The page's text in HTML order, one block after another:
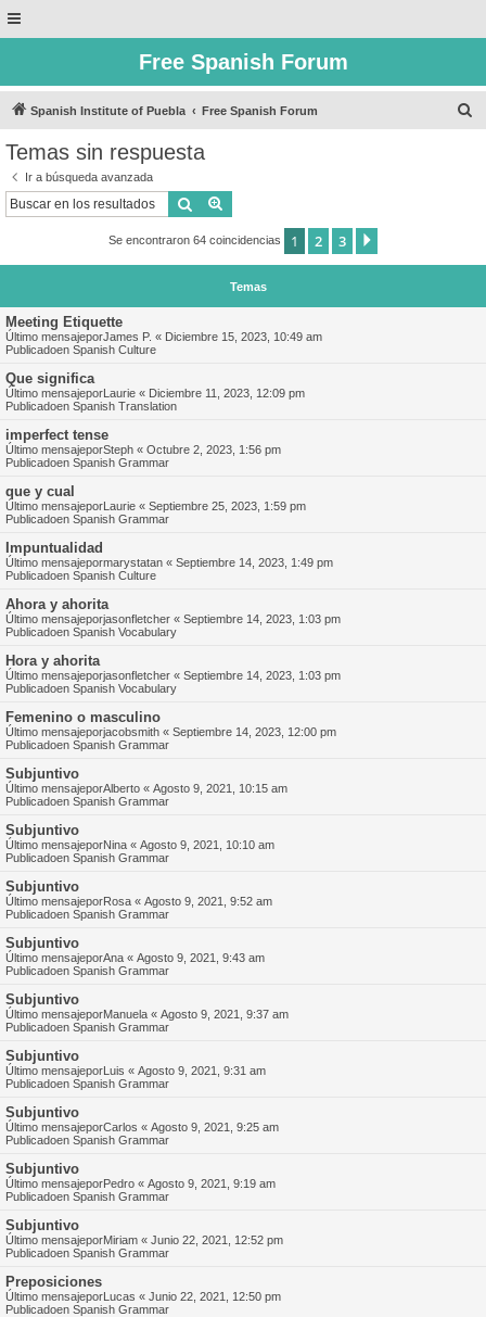
Free Spanish Forum
Spanish Institute of Puebla Free Spanish Forum
Temas sin respuesta
Ir a búsqueda avanzada
Buscar
Se encontraron 64 coincidencias 1 2 3
Temas
Meeting Etiquette
Último mensajeporJames P. « Diciembre 15, 2023, 10:49 am
Publicadoen Spanish Culture
Que significa
Último mensajeporLaurie « Diciembre 11, 2023, 12:09 pm
Publicadoen Spanish Translation
imperfect tense
Último mensajeporSteph « Octubre 2, 2023, 1:56 pm
Publicadoen Spanish Grammar
que y cual
Último mensajeporLaurie « Septiembre 25, 2023, 1:59 pm
Publicadoen Spanish Grammar
Impuntualidad
Último mensajepormarystatan « Septiembre 14, 2023, 1:49 pm
Publicadoen Spanish Culture
Ahora y ahorita
Último mensajeporjasonfletcher « Septiembre 14, 2023, 1:03 pm
Publicadoen Spanish Vocabulary
Hora y ahorita
Último mensajeporjasonfletcher « Septiembre 14, 2023, 1:03 pm
Publicadoen Spanish Vocabulary
Femenino o masculino
Último mensajeporjacobsmith « Septiembre 14, 2023, 12:00 pm
Publicadoen Spanish Grammar
Subjuntivo
Último mensajeporAlberto « Agosto 9, 2021, 10:15 am
Publicadoen Spanish Grammar
Subjuntivo
Último mensajeporNina « Agosto 9, 2021, 10:10 am
Publicadoen Spanish Grammar
Subjuntivo
Último mensajeporRosa « Agosto 9, 2021, 9:52 am
Publicadoen Spanish Grammar
Subjuntivo
Último mensajeporAna « Agosto 9, 2021, 9:43 am
Publicadoen Spanish Grammar
Subjuntivo
Último mensajeporManuela « Agosto 9, 2021, 9:37 am
Publicadoen Spanish Grammar
Subjuntivo
Último mensajeporLuis « Agosto 9, 2021, 9:31 am
Publicadoen Spanish Grammar
Subjuntivo
Último mensajeporCarlos « Agosto 9, 2021, 9:25 am
Publicadoen Spanish Grammar
Subjuntivo
Último mensajeporPedro « Agosto 9, 2021, 9:19 am
Publicadoen Spanish Grammar
Subjuntivo
Último mensajeporMiriam « Junio 22, 2021, 12:52 pm
Publicadoen Spanish Grammar
Preposiciones
Último mensajeporLucas « Junio 22, 2021, 12:50 pm
Publicadoen Spanish Grammar